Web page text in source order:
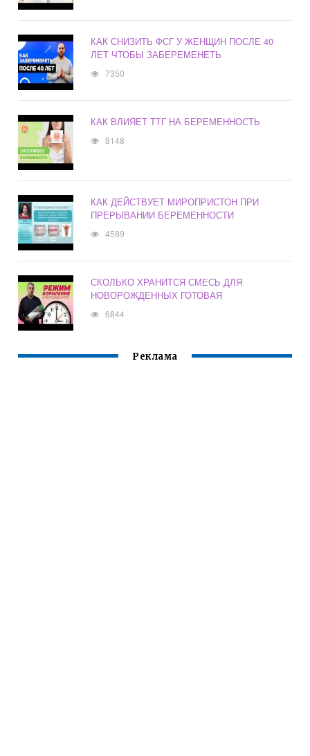
КАК СНИЗИТЬ ФСГ У ЖЕНЩИН ПОСЛЕ 40
ЛЕТ ЧТОБЫ ЗАБЕРЕМЕНЕТЬ
7350
КАК ВЛИЯЕТ ТТГ НА БЕРЕМЕННОСТЬ
8148
КАК ДЕЙСТВУЕТ МИРОПРИСТОН ПРИ
ПРЕРЫВАНИИ БЕРЕМЕННОСТИ
4589
СКОЛЬКО ХРАНИТСЯ СМЕСЬ ДЛЯ
НОВОРОЖДЕННЫХ ГОТОВАЯ
6844
Реклама